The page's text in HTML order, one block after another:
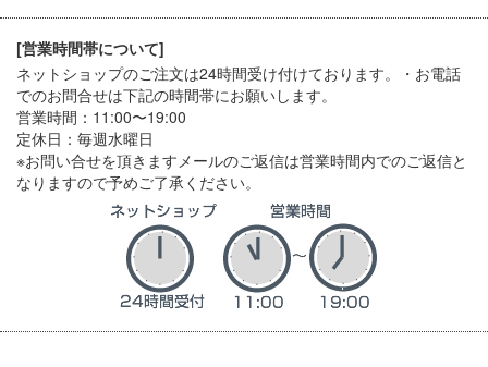
[営業時間帯について]
ネットショップのご注文は24時間受け付けております。・お電話
でのお問合せは下記の時間帯にお願いします。
営業時間：11:00〜19:00
定休日：毎週水曜日
※お問い合せを頂きますメールのご返信は営業時間内でのご返信と
なりますので予めご了承ください。